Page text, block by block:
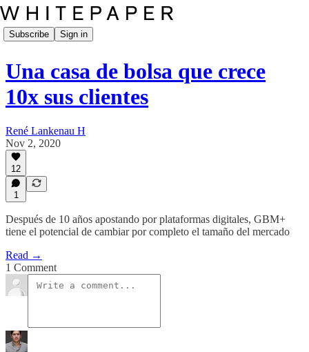
Subscribe Sign in
Una casa de bolsa que crece
10x sus clientes
René Lankenau H
Nov 2, 2020
12
1
Después de 10 años apostando por plataformas digitales, GBM+
tiene el potencial de cambiar por completo el tamaño del mercado
Read →
1 Comment